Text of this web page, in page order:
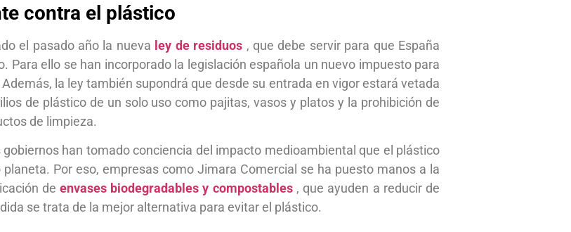
contra el plástico
el pasado año la nueva ley de residuos , que debe servir para que España
Para ello se han incorporado la legislación española un nuevo impuesto para
la ley también supondrá que desde su entrada en vigor estará vetada
de plástico de un solo uso como pajitas, vasos y platos y la prohibición de
de limpieza.
han tomado conciencia del impacto medioambiental que el plástico
Por eso, empresas como Jimara Comercial se ha puesto manos a la
de envases biodegradables y compostables, que ayuden a reducir de
se trata de la mejor alternativa para evitar el plástico.